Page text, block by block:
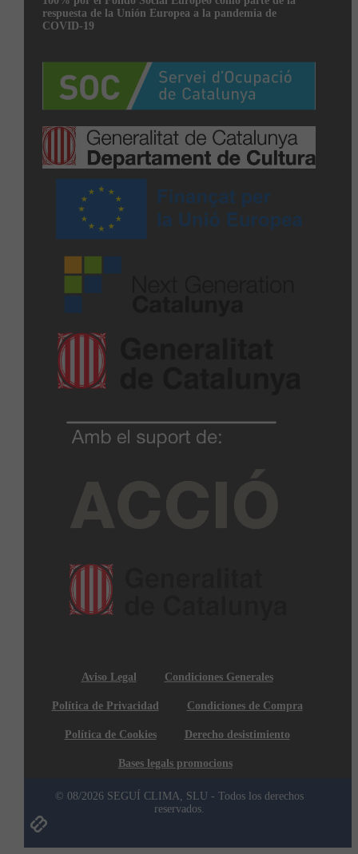
respuesta de la Unión Europea a la pandemia de
COVID-19
Aviso Legal Condiciones Generales
Política de Privacidad Condiciones de Compra
Política de Cookies Derecho desistimiento
Bases legals promocions
© 08/2026 SEGUÍ CLIMA, SLU - Todos los derechos
reservados.